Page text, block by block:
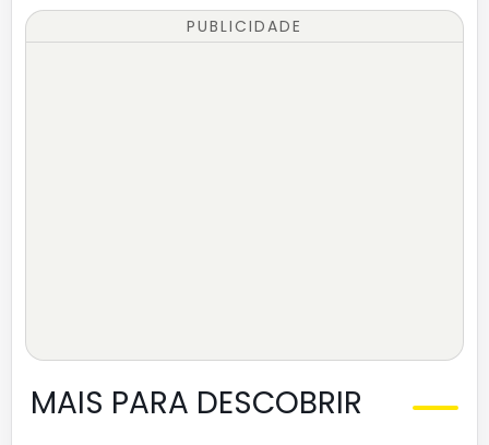
PUBLICIDADE
MAIS PARA DESCOBRIR